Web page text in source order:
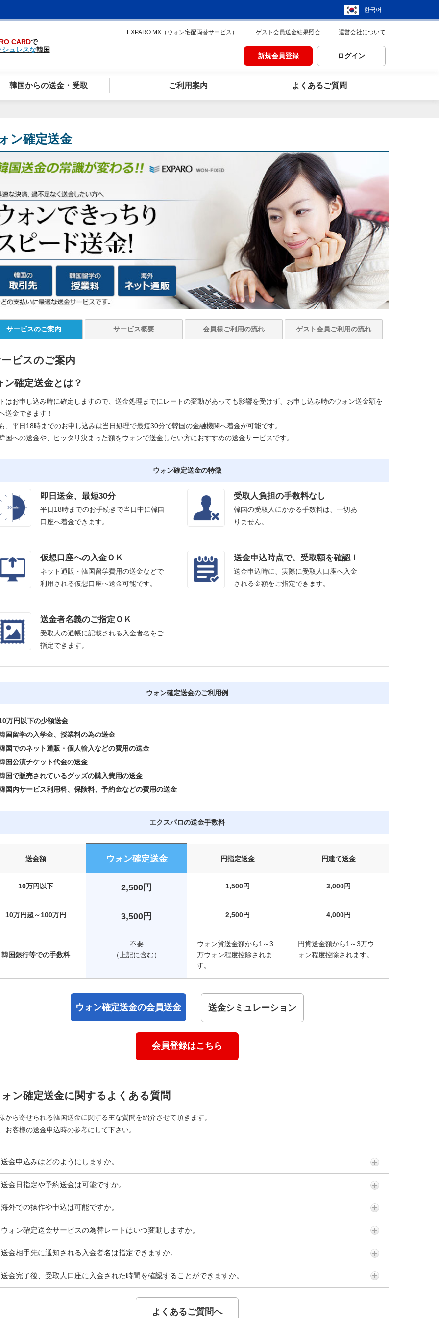
한국어
CARDで
シュレスな韓国
EXPARO MX（ウォン宅配両替サービス） ゲスト会員送金結果照会 運営会社について
新規会員登録 ログイン
韓国からの送金・受取 ご利用案内 よくあるご質問
ン確定送金
サービスのご案内 サービス概要 会員様ご利用の流れ ゲスト会員ご利用の流れ
ビスのご案内
ン確定送金とは？
はお申し込み時に確定しますので、送金処理までにレートの変動があっても影響を受けず、お申し込み時のウォン送金額を
送金できます！
、平日18時までのお申し込みは当日処理で最短30分で韓国の金融機関へ着金が可能です。
国への送金や、ピッタリ決まった額をウォンで送金したい方におすすめの送金サービスです。
ウォン確定送金の特徴
即日送金、最短30分
平日18時までのお手続きで当日中に韓国
口座へ着金できます。
受取人負担の手数料なし
韓国の受取人にかかる手数料は、一切あ
りません。
仮想口座への入金ＯＫ
ネット通販・韓国留学費用の送金などで
利用される仮想口座へ送金可能です。
送金申込時点で、受取額を確認！
送金申込時に、実際に受取人口座へ入金
される金額をご指定できます。
送金者名義のご指定ＯＫ
受取人の通帳に記載される入金者名をご
指定できます。
ウォン確定送金のご利用例
万円以下の少額送金
国留学の入学金、授業料の為の送金
国でのネット通販・個人輸入などの費用の送金
国公演チケット代金の送金
国で販売されているグッズの購入費用の送金
国内サービス利用料、保険料、予約金などの費用の送金
エクスパロの送金手数料
送金額 ウォン確定送金 円指定送金 円建て送金
10万円以下 2,500円 1,500円 3,000円
10万円超～100万円 3,500円 2,500円 4,000円
韓国銀行等での手数料
不要
（上記に含む）
ウォン貨送金額から1～3
万ウォン程度控除されま
す。
円貨送金額から1～3万ウ
ォン程度控除されます。
ウォン確定送金の会員送金 送金シミュレーション
会員登録はこちら
ォン確定送金に関するよくある質問
から寄せられる韓国送金に関する主な質問を紹介させて頂きます。
お客様の送金申込時の参考にして下さい。
送金申込みはどのようにしますか。
送金日指定や予約送金は可能ですか。
海外での操作や申込は可能ですか。
ウォン確定送金サービスの為替レートはいつ変動しますか。
送金相手先に通知される入金者名は指定できますか。
送金完了後、受取人口座に入金された時間を確認することができますか。
よくあるご質問へ